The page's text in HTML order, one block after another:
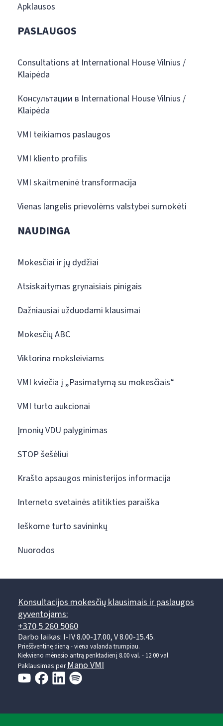
Apklausos
PASLAUGOS
Consultations at International House Vilnius /
Klaipėda
Консультации в International House Vilnius /
Klaipėda
VMI teikiamos paslaugos
VMI kliento profilis
VMI skaitmeninė transformacija
Vienas langelis prievolėms valstybei sumokėti
NAUDINGA
Mokesčiai ir jų dydžiai
Atsiskaitymas grynaisiais pinigais
Dažniausiai užduodami klausimai
Mokesčių ABC
Viktorina moksleiviams
VMI kviečia į „Pasimatymą su mokesčiais“
VMI turto aukcionai
Įmonių VDU palyginimas
STOP šešėliui
Krašto apsaugos ministerijos informacija
Interneto svetainės atitikties paraiška
Ieškome turto savininkų
Nuorodos
Konsultacijos mokesčių klausimais ir paslaugos
gyventojams:
+370 5 260 5060
Darbo laikas: I-IV 8.00-17.00, V 8.00-15.45.
Prieššventinę dieną - viena valanda trumpiau.
Kiekvieno mėnesio antrą penktadienį 8.00 val. - 12.00 val.
Paklausimas perMano VMI